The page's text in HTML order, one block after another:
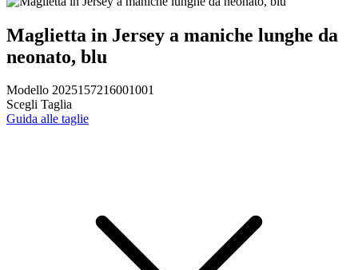
Maglietta in Jersey a maniche lunghe da
neonato, blu
Modello 2025157216001001
Scegli Taglia
Guida alle taglie